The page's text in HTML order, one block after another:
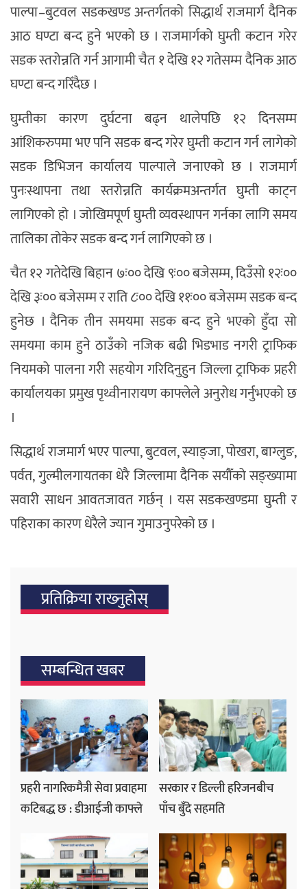
पाल्पा–बुटवल सडकखण्ड अन्तर्गतको सिद्धार्थ राजमार्ग दैनिक
आठ घण्टा बन्द हुने भएको छ । राजमार्गको घुम्ती कटान गरेर
सडक स्तरोन्नति गर्न आगामी चैत १ देखि १२ गतेसम्म दैनिक आठ
घण्टा बन्द गरिँदैछ ।
घुम्तीका कारण दुर्घटना बढ्न थालेपछि १२ दिनसम्म
आंशिकरुपमा भए पनि सडक बन्द गरेर घुम्ती कटान गर्न लागेको
सडक डिभिजन कार्यालय पाल्पाले जनाएको छ । राजमार्ग
पुनःस्थापना तथा स्तरोन्नति कार्यक्रमअन्तर्गत घुम्ती काट्न
लागिएको हो । जोखिमपूर्ण घुम्ती व्यवस्थापन गर्नका लागि समय
तालिका तोकेर सडक बन्द गर्न लागिएको छ ।
चैत १२ गतेदेखि बिहान ७ः०० देखि ९ः०० बजेसम्म, दिउँसो १२ः००
देखि ३ः०० बजेसम्म र राति ८ः०० देखि ११ः०० बजेसम्म सडक बन्द
हुनेछ । दैनिक तीन समयमा सडक बन्द हुने भएको हुँदा सो
समयमा काम हुने ठाउँको नजिक बढी भिडभाड नगरी ट्राफिक
नियमको पालना गरी सहयोग गरिदिनुहुन जिल्ला ट्राफिक प्रहरी
कार्यालयका प्रमुख पृथ्वीनारायण काफ्लेले अनुरोध गर्नुभएको छ
।
सिद्धार्थ राजमार्ग भएर पाल्पा, बुटवल, स्याङ्जा, पोखरा, बाग्लुङ,
पर्वत, गुल्मीलगायतका धेरै जिल्लामा दैनिक सयौँको सङ्ख्यामा
सवारी साधन आवतजावत गर्छन् । यस सडकखण्डमा घुम्ती र
पहिराका कारण धेरैले ज्यान गुमाउनुपरेको छ ।
प्रतिक्रिया राख्‍नुहोस्
सम्बन्धित खबर
प्रहरी नागरिकमैत्री सेवा प्रवाहमा
कटिबद्ध छ : डीआईजी काफ्ले
सरकार र डिल्ली हरिजनबीच
पाँच बुँदे सहमति